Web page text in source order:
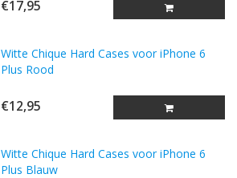
€17,95
Witte Chique Hard Cases voor iPhone 6
Plus Rood
€12,95
Witte Chique Hard Cases voor iPhone 6
Plus Blauw